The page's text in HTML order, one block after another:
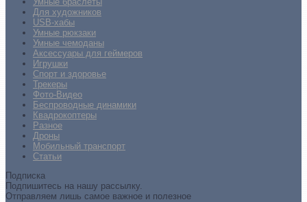
Для художников
USB-хабы
Умные рюкзаки
Умные чемоданы
Аксессуары для геймеров
Игрушки
Спорт и здоровье
Трекеры
Фото-Видео
Беспроводные динамики
Квадрокоптеры
Разное
Дроны
Мобильный транспорт
Статьи
Подписка
Подпишитесь на нашу рассылку.
Отправляем лишь самое важное и полезное